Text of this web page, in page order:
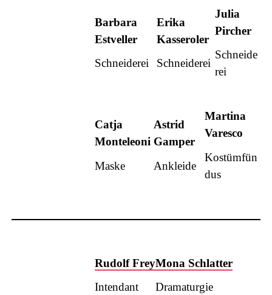
Barbara
Estveller
Schneiderei
Erika
Kasseroler
Schneiderei
Julia
Pircher
Schneide
rei
Catja
Monteleoni
Maske
Astrid
Gamper
Ankleide
Martina
Varesco
Kostümfün
dus
RudolfFrey
Intendant
Mona Schlatter
Dramaturgie